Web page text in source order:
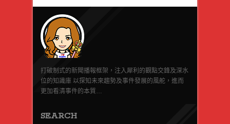
打破制式的新聞播報框架，注入犀利的觀點交鋒及深水
位的知識庫 以探知未來趨勢及事件發展的風舵，進而
更加看清事件的本質…
SEARCH